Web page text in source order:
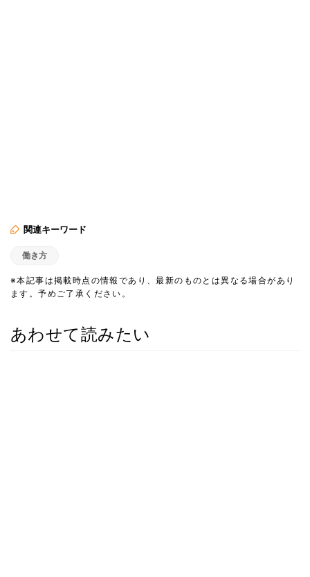
関連キーワード
働き方
※本記事は掲載時点の情報であり、最新のものとは異なる場合があり
ます。予めご了承ください。
あわせて読みたい